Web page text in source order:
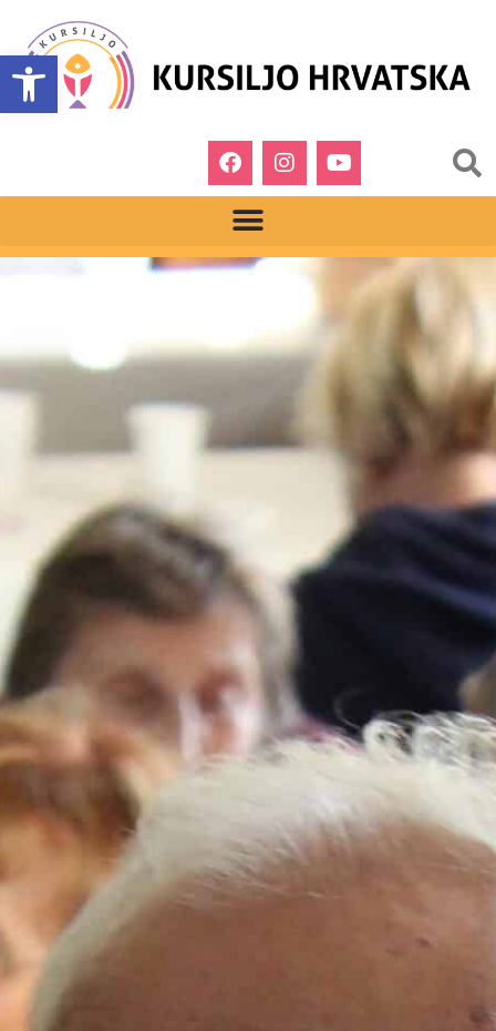
Open toolbar